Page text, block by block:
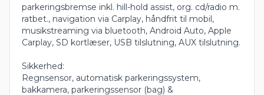
parkeringsbremse inkl. hill-hold assist, org. cd/radio m.
ratbet., navigation via Carplay, håndfrit til mobil,
musikstreaming via bluetooth, Android Auto, Apple
Carplay, SD kortlæser, USB tilslutning, AUX tilslutning.
Sikkerhed:
Regnsensor, automatisk parkeringssystem,
bakkamera, parkeringssensor (bag) &